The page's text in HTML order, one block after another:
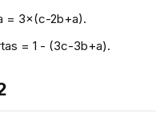
= 3×(c-2b+a).
= 1 - (3c-3b+a).